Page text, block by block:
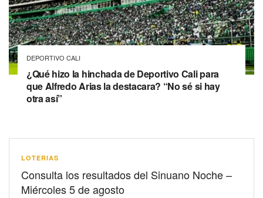
DEPORTIVO CALI
¿Qué hizo la hinchada de Deportivo Cali para
que Alfredo Arias la destacara? “No sé si hay
otra así”
LOTERIAS
Consulta los resultados del Sinuano Noche –
Miércoles 5 de agosto